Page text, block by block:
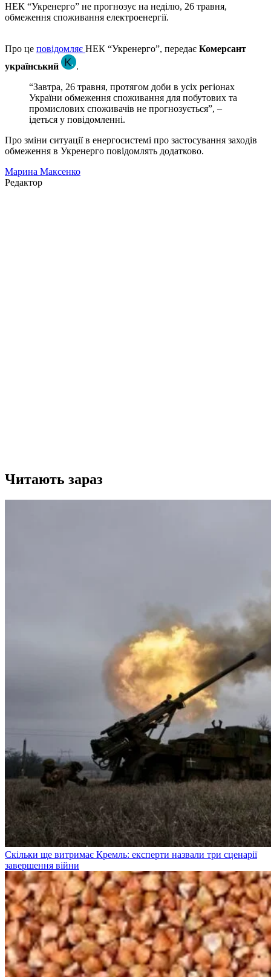
НЕК “Укренерго” не прогнозує на неділю, 26 травня,
обмеження споживання електроенергії.
Про це повідомляє НЕК “Укренерго”, передає Комерсант
український
.
“Завтра, 26 травня, протягом доби в усіх регіонах
України обмеження споживання для побутових та
промислових споживачів не прогнозується”, –
ідеться у повідомленні.
Про зміни ситуації в енергосистемі про застосування заходів
обмеження в Укренерго повідомлять додатково.
Марина Максенко
Редактор
Читають зараз
Скільки ще витримає Кремль: експерти назвали три сценарії
завершення війни